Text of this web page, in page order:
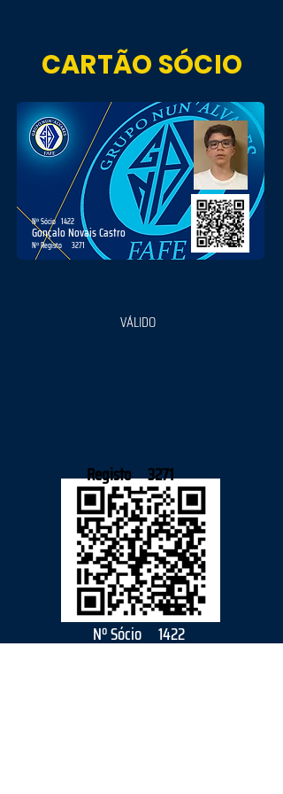
CARTÃO SÓCIO
1422
Nº Sócio
Gonçalo Novais Castro
3271
Nº Registo
VÁLIDO
1422
Nº Sócio
Registo 3271